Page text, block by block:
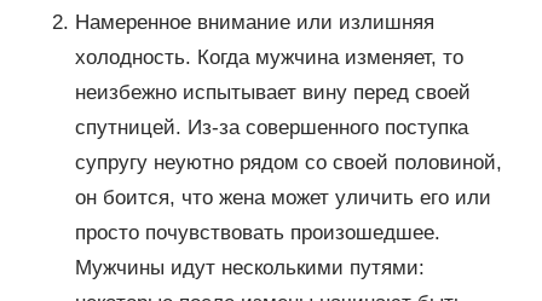
Намеренное внимание или излишняя
холодность. Когда мужчина изменяет, то
неизбежно испытывает вину перед своей
спутницей. Из-за совершенного поступка
супругу неуютно рядом со своей половиной,
он боится, что жена может уличить его или
просто почувствовать произошедшее.
Мужчины идут несколькими путями: